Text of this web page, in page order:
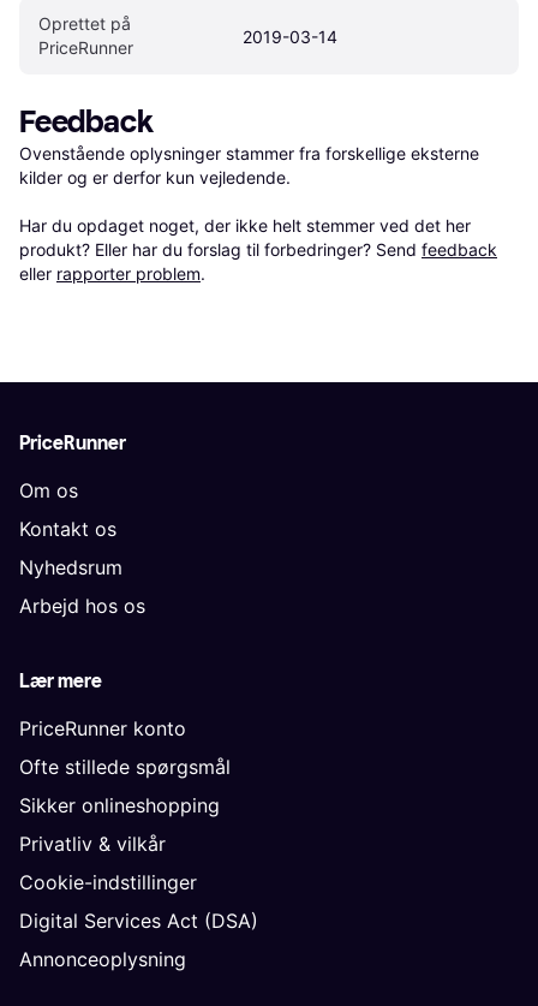
Oprettet på
PriceRunner
2019-03-14
Feedback
Ovenstående oplysninger stammer fra forskellige eksterne
kilder og er derfor kun vejledende.
Har du opdaget noget, der ikke helt stemmer ved det her
produkt? Eller har du forslag til forbedringer? Send feedback
eller rapporter problem.
PriceRunner
Om os
Kontakt os
Nyhedsrum
Arbejd hos os
Lær mere
PriceRunner konto
Ofte stillede spørgsmål
Sikker onlineshopping
Privatliv & vilkår
Cookie-indstillinger
Digital Services Act (DSA)
Annonceoplysning